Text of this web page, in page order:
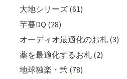
大地シリーズ (61)
芋蔓DQ (28)
オーディオ最適化のお札 (3)
薬を最適化するお札 (2)
地球独楽・弐 (78)